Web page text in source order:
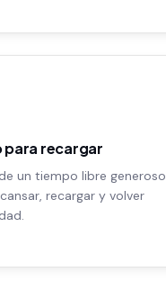
para recargar
un tiempo libre generoso
recargar y volver